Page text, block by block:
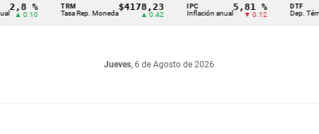
TRM
Tasa Rep. Moneda
$4178,23
▲ 0.42
IPC
Inflación anual
5,81 %
▼ 0.12
DTF
Dep. Término Fijo
Jueves, 6 de Agosto de 2026